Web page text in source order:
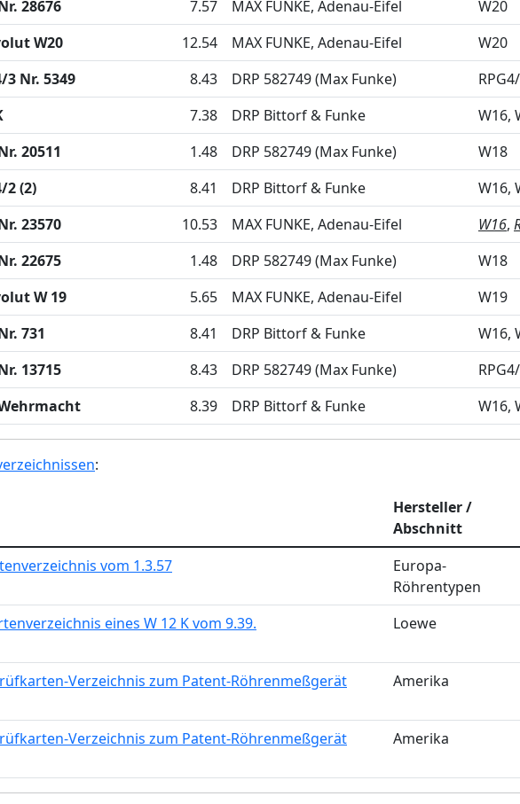
28676 7.57 MAX FUNKE, Adenau-Eifel
W20
W20 12.54 MAX FUNKE, Adenau-Eifel
W20
3 Nr. 5349 8.43 DRP 582749 (Max Funke)
7.38 DRP Bittorf & Funke W16
20511 1.48 DRP 582749 (Max Funke)
W18
2 (2) 8.41 DRP Bittorf & Funke W16
23570 10.53 MAX FUNKE, Adenau-Eifel W16
22675 1.48 DRP 582749 (Max Funke)
W18
W 19 5.65 MAX FUNKE, Adenau-Eifel
W19
731 8.41 DRP Bittorf & Funke W16
13715 8.43 DRP 582749 (Max Funke)
8.39 DRP Bittorf & Funke W16
:
Hersteller /
Abschnitt
vom 1.3.57
Europa-
Röhrentypen
eines W 12 K vom 9.39. Loewe
Verzeichnis zum Patent-Röhrenmeßgerät
Amerika
Verzeichnis zum Patent-Röhrenmeßgerät
Amerika